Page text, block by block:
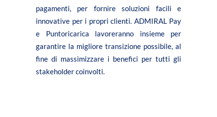
pagamenti, per fornire soluzioni facili e
innovative per i propri clienti. ADMIRAL Pay
e Puntoricarica lavoreranno insieme per
garantire la migliore transizione possibile, al
fine di massimizzare i benefici per tutti gli
stakeholder coinvolti.